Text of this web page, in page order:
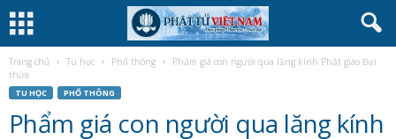
Trang chủ Tu học Phổ thông
Phẩm giá con người qua lăng kính Phật giáo Đại
thừa
TU HỌC PHỔ THÔNG
Phẩm giá con người qua lăng kính